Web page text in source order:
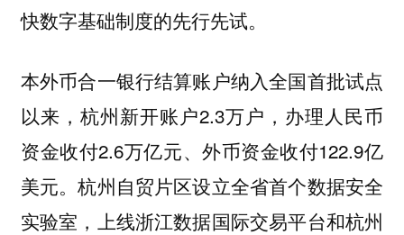
快数字基础制度的先行先试。
本外币合一银行结算账户纳入全国首批试点
以来，杭州新开账户2.3万户，办理人民币
资金收付2.6万亿元、外币资金收付122.9亿
美元。杭州自贸片区设立全省首个数据安全
实验室，上线浙江数据国际交易平台和杭州